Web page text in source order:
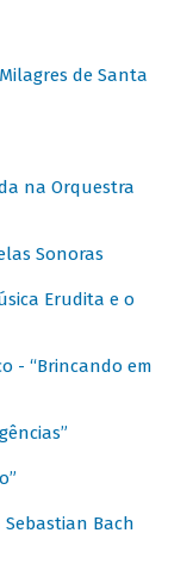
de Santa
na Orquestra
Sonoras
Erudita e o
- “Brincando em
Bach